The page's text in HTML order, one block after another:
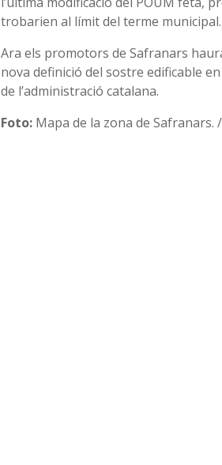
trobarien al límit del terme municipal.
Ara els promotors de Safranars
nova definició del sostre edificable
de l’administració catalana.
Foto: Mapa de la zona de Safranars. /